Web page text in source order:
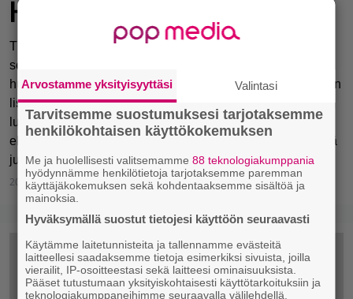
Home ja V: The Good Knight
The Odd Gentlemenin ja Sierra Entertainmentin
seikkailupeliklassikko King’s Questin uusi tuleminen
huipentuu kahden viimeisen episodin myötä. Uuden tarinan
lisäksi tarjolla on myös runsaasti nostalgiarypäyksiä jo 80-
luvulla alkunsa saaneesta sarjasta. Elämän syvät tunne-
elämykset on osattu kietoa tarinaan sisälle niin aitoina, että
juoni muuttuu tunteiksi ja tekniikka todellisuudeksi.
20.4.2017 22:10 Tom Kajaslampi
Arvostamme yksityisyyttäsi Valintasi
Tarvitsemme suostumuksesi tarjotaksemme
henkilökohtaisen käyttökokemuksen
Me ja huolellisesti valitsemamme88 teknologiakumppania
hyödynnämme henkilötietoja tarjotaksemme paremman
käyttäjäkokemuksen sekä kohdentaaksemme sisältöä ja
mainoksia.
Hyväksymällä suostut tietojesi käyttöön seuraavasti
Käytämme laitetunnisteita ja tallennamme evästeitä
laitteellesi saadaksemme tietoja esimerkiksi sivuista, joilla
vierailit, IP-osoitteestasi sekä laitteesi ominaisuuksista.
Pääset tutustumaan yksityiskohtaisesti käyttötarkoituksiin ja
teknologiakumppaneihimme seuraavalla välilehdellä.